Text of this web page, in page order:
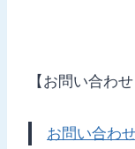
【お問い合わ
お問い合わ